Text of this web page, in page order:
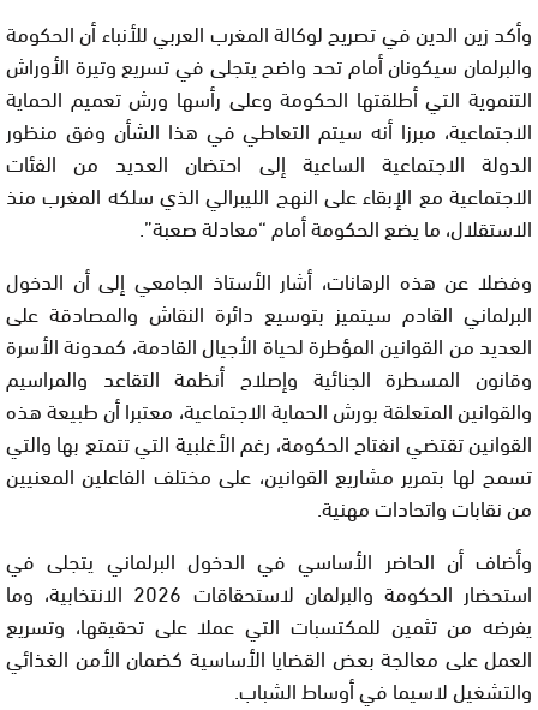
وأكد زين الدين في تصريح لوكالة المغرب العربي للأنباء أن الحكومة
والبرلمان سيكونان أمام تحد واضح يتجلى في تسريع وتيرة الأوراش
التنموية التي أطلقتها الحكومة وعلى رأسها ورش تعميم الحماية
الاجتماعية، مبرزا أنه سيتم التعاطي في هذا الشأن وفق منظور
الدولة الاجتماعية الساعية إلى احتضان العديد من الفئات
الاجتماعية مع الإبقاء على النهج الليبرالي الذي سلكه المغرب منذ
الاستقلال، ما يضع الحكومة أمام “معادلة صعبة”.
وفضلا عن هذه الرهانات، أشار الأستاذ الجامعي إلى أن الدخول
البرلماني القادم سيتميز بتوسيع دائرة النقاش والمصادقة على
العديد من القوانين المؤطرة لحياة الأجيال القادمة، كمدونة الأسرة
وقانون المسطرة الجنائية وإصلاح أنظمة التقاعد والمراسيم
والقوانين المتعلقة بورش الحماية الاجتماعية، معتبرا أن طبيعة هذه
القوانين تقتضي انفتاح الحكومة، رغم الأغلبية التي تتمتع بها والتي
تسمح لها بتمرير مشاريع القوانين، على مختلف الفاعلين المعنيين
من نقابات واتحادات مهنية.
وأضاف أن الحاضر الأساسي في الدخول البرلماني يتجلى في
استحضار الحكومة والبرلمان لاستحقاقات 2026 الانتخابية، وما
يفرضه من تثمين للمكتسبات التي عملا على تحقيقها، وتسريع
العمل على معالجة بعض القضايا الأساسية كضمان الأمن الغذائي
والتشغيل لاسيما في أوساط الشباب.